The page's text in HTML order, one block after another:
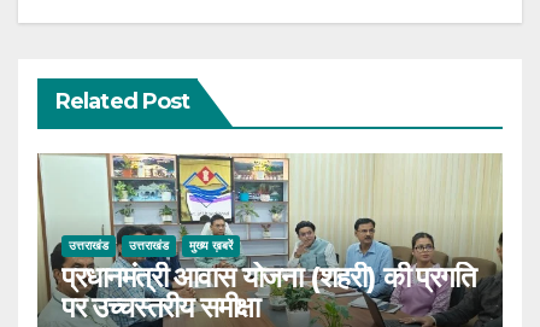
Related Post
उत्तराखंड उत्तराखंड मुख्य ख़बरें
प्रधानमंत्री आवास योजना (शहरी) की प्रगति
पर उच्चस्तरीय समीक्षा